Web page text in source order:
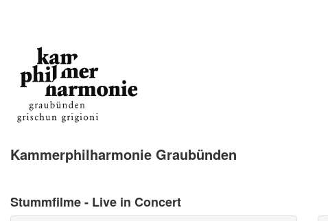
Kammerphilharmonie Graubünden
Stummfilme - Live in Concert